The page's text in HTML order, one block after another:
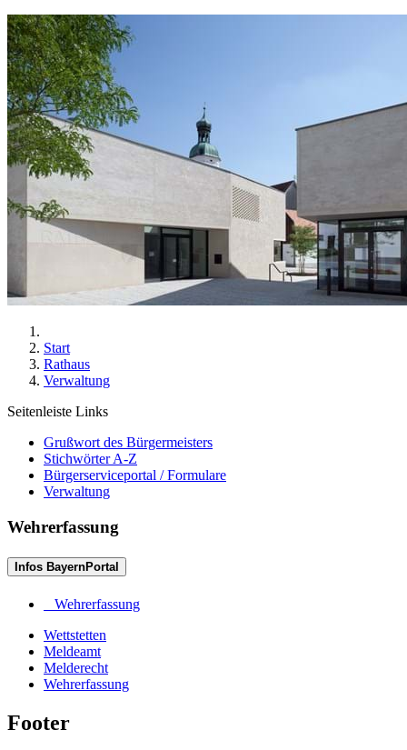
Start
Rathaus
Verwaltung
Seitenleiste Links
Grußwort des Bürgermeisters
Stichwörter A-Z
Bürgerserviceportal / Formulare
Verwaltung
Wehrerfassung
Infos BayernPortal
Wehrerfassung
Wettstetten
Meldeamt
Melderecht
Wehrerfassung
Footer